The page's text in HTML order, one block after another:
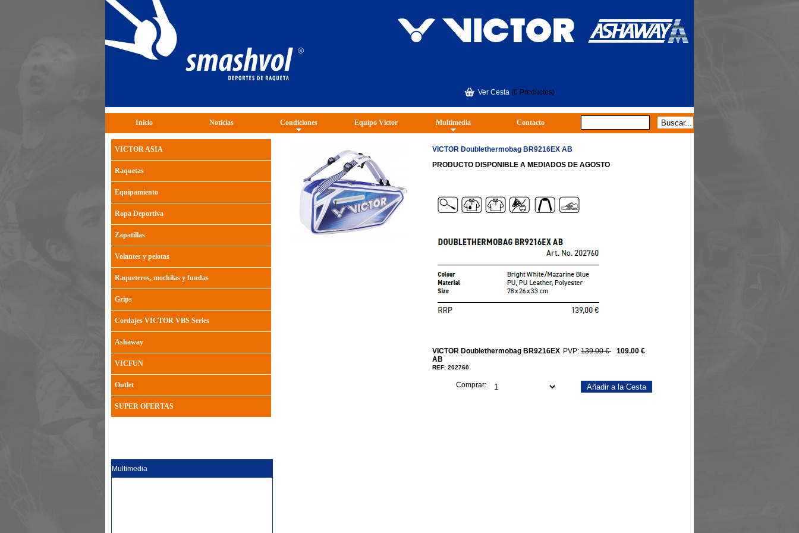
Inicio Noticias Condiciones Equipo Victor Multimedia Contacto
VICTOR Doublethermobag BR9216EX AB
PRODUCTO DISPONIBLE A MEDIADOS DE AGOSTO
VICTOR Doublethermobag BR9216EX
AB
REF: 202760
PVP: 139.00 € 109.00 €
Comprar:
VICTOR ASIA
Raquetas
Equipamiento
Ropa Deportiva
Zapatillas
Volantes y pelotas
Raqueteros, mochilas y fundas
Grips
Cordajes VICTOR VBS Series
Ashaway
VICFUN
Outlet
SUPER OFERTAS
Multimedia
Ver Cesta (0 Productos)